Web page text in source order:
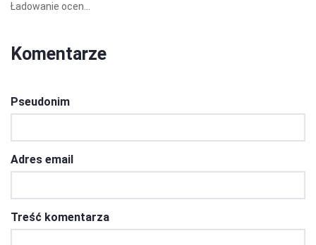
Ładowanie ocen...
Komentarze
Pseudonim
Adres email
Treść komentarza